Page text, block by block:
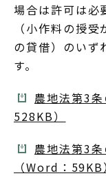
場合は許可は必
（小作料の授
の貸借）のいず
す。
農地法第3
528KB）
農地法第3
（Word：59KB